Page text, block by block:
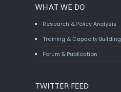
WHAT WE DO
Research & Policy Analysis
Training & Capacity Building
Forum & Publication
TWITTER FEED